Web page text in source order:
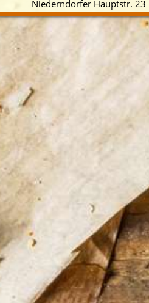
Niederndorfer Hauptstr. 23